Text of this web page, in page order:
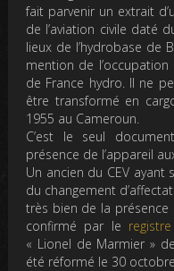
fait parvenir un extrait
de l’aviation civile daté
lieux de l’hydrobase de
mention de
de France hydro. Il ne
être transformé en
1955 au Cameroun.
C’est le seul
présence de l’appareil
Un ancien du CEV
du changement
très bien de la présence
confirmé par le
« Lionel de Marmier »
été réformé le 30